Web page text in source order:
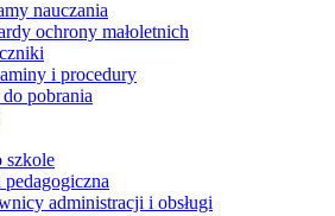
nauczania
ochrony małoletnich
i procedury
pobrania
szkole
administracji i obsługi